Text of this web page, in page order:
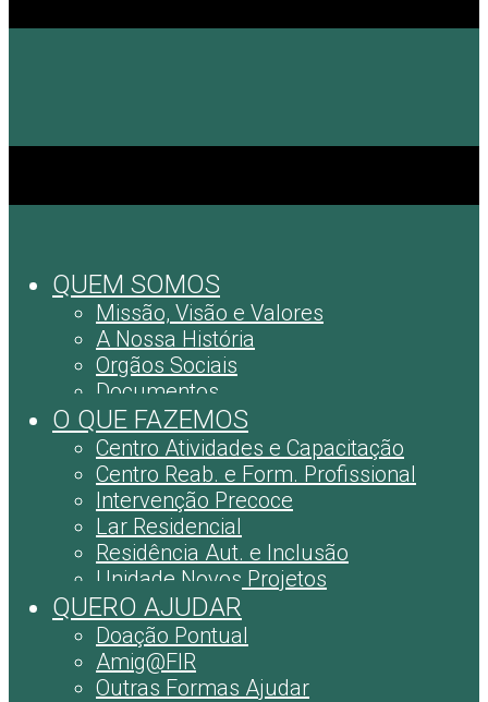
QUEM SOMOS
Missão, Visão e Valores
A Nossa História
Orgãos Sociais
Documentos
O QUE FAZEMOS
Centro Atividades e Capacitação
Centro Reab. e Form. Profissional
Intervenção Precoce
Lar Residencial
Residência Aut. e Inclusão
Unidade Novos Projetos
QUERO AJUDAR
Doação Pontual
Amig@FIR
Outras Formas Ajudar